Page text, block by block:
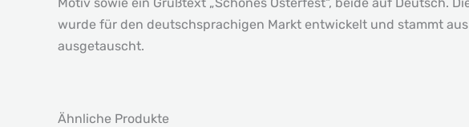
wurde für den deutschsprachigen Markt entwickelt und stammt
ausgetauscht.
Ähnliche Produkte